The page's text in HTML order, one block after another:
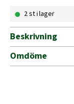
SVART
mängd
2 st i lager
Beskrivning
Omdöme